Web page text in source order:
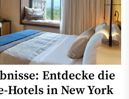
Entdecke die
Hotels in New York